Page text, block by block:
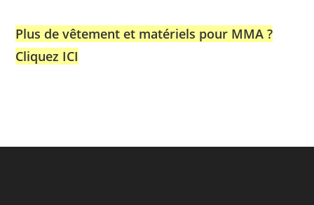
Plus de vêtement et matériels pour MMA ?
Cliquez ICI